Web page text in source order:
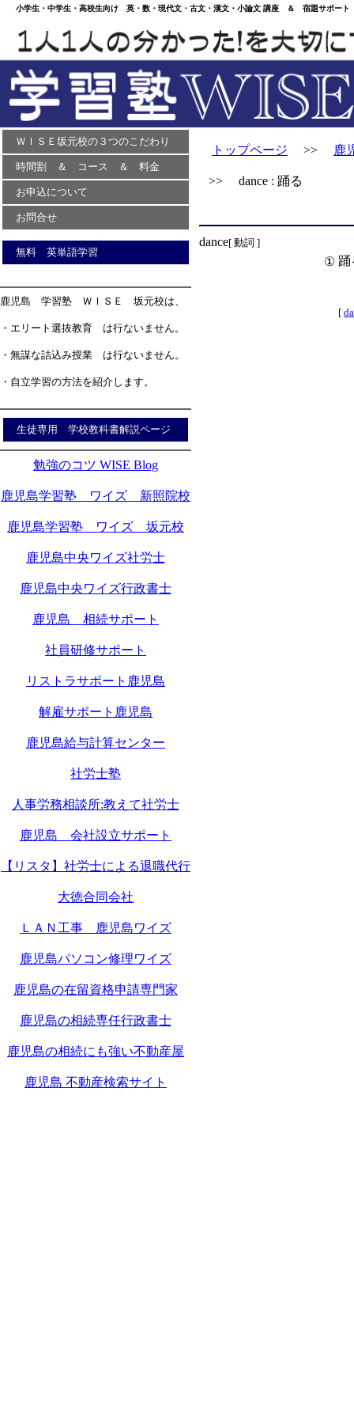
小学生・中学生・高校生向け 英・数・現代文・古文・漢文・小論文 講座 ＆ 宿題サポー
ＷＩＳＥ坂元校の３つのこだわり
時間割 ＆ コース ＆ 料金
お申込について
お問合せ
無料 英単語学習
鹿児島 学習塾 ＷＩＳＥ 坂元校は、
・エリート選抜教育 は行ないません。
・無謀な詰込み授業 は行ないません。
・自立学習の方法を紹介します。
生徒専用 学校教科書解説ページ
勉強のコツ WISE Blog
鹿児島学習塾 ワイズ 新照院校
鹿児島学習塾 ワイズ 坂元校
鹿児島中央ワイズ社労士
鹿児島中央ワイズ行政書士
鹿児島 相続サポート
社員研修サポート
リストラサポート鹿児島
解雇サポート鹿児島
鹿児島給与計算センター
社労士塾
人事労務相談所:教えて社労士
鹿児島 会社設立サポート
【リスタ】社労士による退職代行
大徳合同会社
ＬＡＮ工事 鹿児島ワイズ
鹿児島パソコン修理ワイズ
鹿児島の在留資格申請専門家
鹿児島の相続専任行政書士
鹿児島の相続にも強い不動産屋
鹿児島 不動産検索サイト
トップページ >> 鹿
>> dance : 踊る
dance[ 動詞 ]
① 踊
[